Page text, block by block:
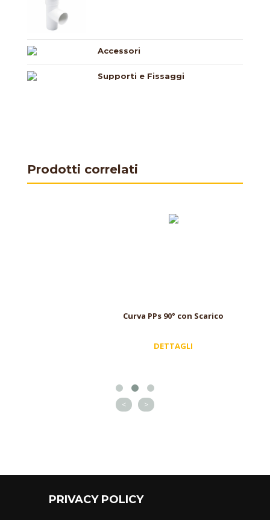
Accessori
Supporti e Fissaggi
Prodotti correlati
Curva PPs 90° con Scarico
DETTAGLI
< >
PRIVACY POLICY